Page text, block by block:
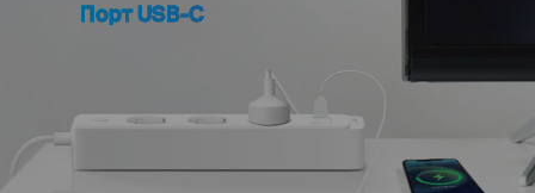
Порт USB-C